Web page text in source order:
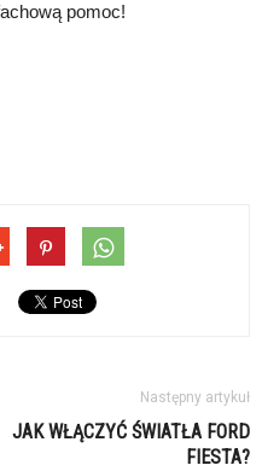
pomoc!
Następny artykuł
JAK WŁĄCZYĆ ŚWIATŁA FORD
FIESTA?